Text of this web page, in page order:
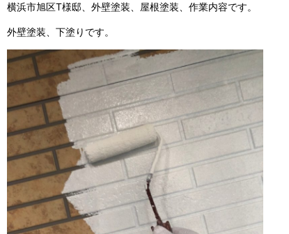
横浜市旭区T様邸、外壁塗装、屋根塗装、作業内容です。
外壁塗装、下塗りです。